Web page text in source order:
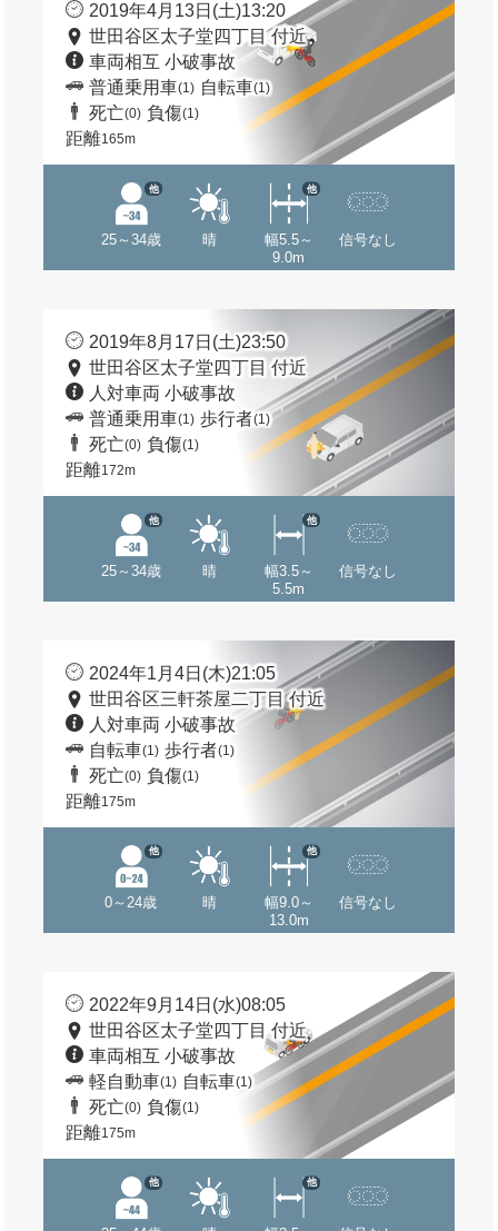
2019年4月13日(土)13:20
世田谷区太子堂四丁目 付近
車両相互 小破事故
普通乗用車(1) 自転車(1)
死亡(0) 負傷(1)
距離165m
25～34歳
他
晴
幅5.5～
9.0m
他
信号なし
2019年8月17日(土)23:50
世田谷区太子堂四丁目 付近
人対車両 小破事故
普通乗用車(1) 歩行者(1)
死亡(0) 負傷(1)
距離172m
25～34歳
他
晴
幅3.5～
5.5m
他
信号なし
2024年1月4日(木)21:05
世田谷区三軒茶屋二丁目 付近
人対車両 小破事故
自転車(1) 歩行者(1)
死亡(0) 負傷(1)
距離175m
0～24歳
他
晴
幅9.0～
13.0m
他
信号なし
2022年9月14日(水)08:05
世田谷区太子堂四丁目 付近
車両相互 小破事故
軽自動車(1) 自転車(1)
死亡(0) 負傷(1)
距離175m
他 他